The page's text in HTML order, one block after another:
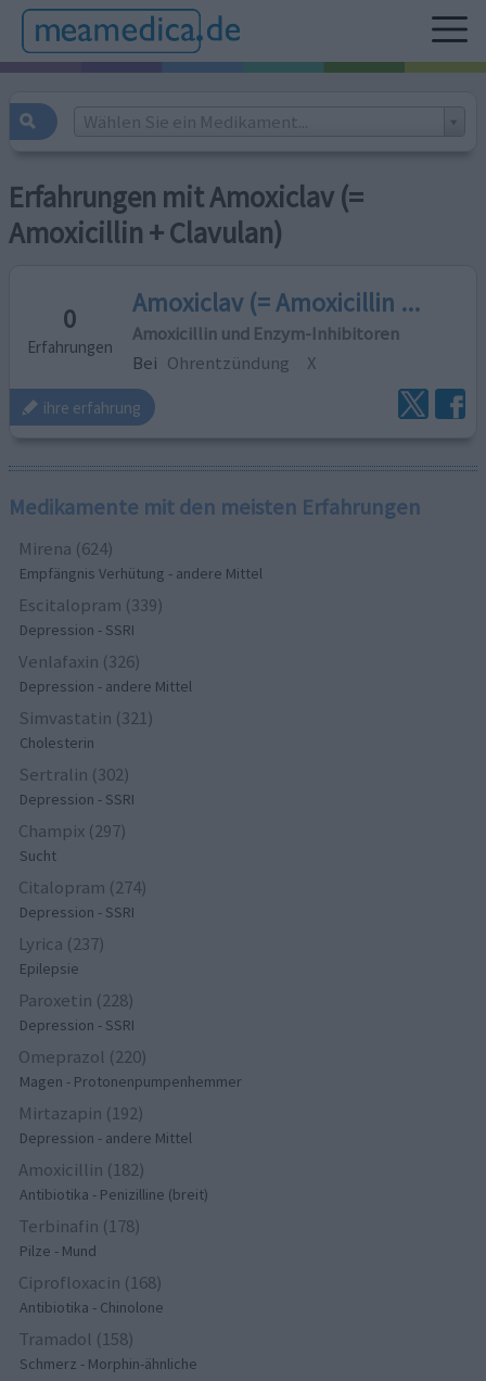
Wählen Sie ein Medikament...
Erfahrungen mit Amoxiclav (=
Amoxicillin + Clavulan)
0
Erfahrungen
Amoxiclav (= Amoxicillin ...
Amoxicillin und Enzym-Inhibitoren
Bei Ohrentzündung X
ihre erfahrung
Medikamente mit den meisten Erfahrungen
Mirena (624)
Empfängnis Verhütung - andere Mittel
Escitalopram (339)
Depression - SSRI
Venlafaxin (326)
Depression - andere Mittel
Simvastatin (321)
Cholesterin
Sertralin (302)
Depression - SSRI
Champix (297)
Sucht
Citalopram (274)
Depression - SSRI
Lyrica (237)
Epilepsie
Paroxetin (228)
Depression - SSRI
Omeprazol (220)
Magen - Protonenpumpenhemmer
Mirtazapin (192)
Depression - andere Mittel
Amoxicillin (182)
Antibiotika - Penizilline (breit)
Terbinafin (178)
Pilze - Mund
Ciprofloxacin (168)
Antibiotika - Chinolone
Tramadol (158)
Schmerz - Morphin-ähnliche